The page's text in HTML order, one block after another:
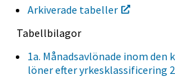
Arkiverade tabeller
Tabellbilagor
1a. Månadsavlönade inom
löner efter yrkesklassificering